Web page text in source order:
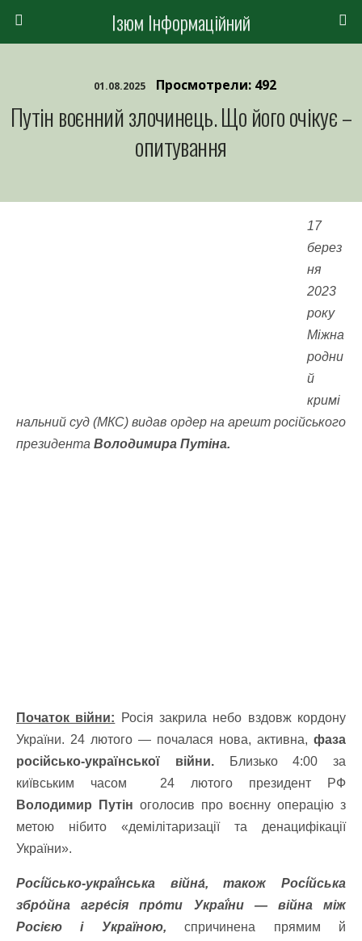
Ізюм Інформаційний
01.08.2025 Просмотрели: 492
Путін воєнний злочинець. Що його очікує –
опитування
17
берез
ня
2023
року
Міжна
родни
й
кримі
нальний суд (МКС) видав ордер на арешт російського
президента Володимира Путіна.
Початок війни: Росія закрила небо вздовж кордону
України. 24 лютого — почалася нова, активна, фаза
російсько-української війни.Близько 4:00 за
київським часом 24 лютого президент РФ
Володимир Путін оголосив про воєнну операцію з
метою нібито «демілітаризації та денацифікації
України».
Росі́йсько-украї́нська війна́, також Росі́йська
збро́йна агре́сія про́ти Украї́ни — війна між
Росією і Україною, спричинена прямим й